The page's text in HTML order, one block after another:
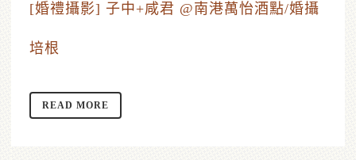
[婚禮攝影] 子中+咸君 @南港萬怡酒點/婚攝
培根
READ MORE